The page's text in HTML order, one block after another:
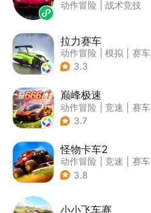
动作冒险 战术竞技
拉力赛车
动作冒险 模拟
赛车
| 漂移
3.3
巅峰极速
动作冒险 竞速
赛车
| 漂移
3.7
怪物卡车2
动作冒险 竞速
赛车
| 卡通
3.8
小小飞车赛